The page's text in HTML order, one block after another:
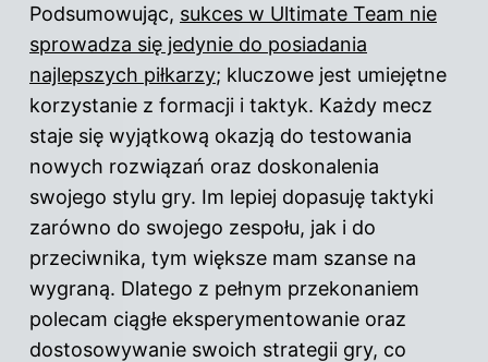
Podsumowując, sukces w Ultimate Team nie
sprowadza się jedynie do posiadania
najlepszych piłkarzy; kluczowe jest umiejętne
korzystanie z formacji i taktyk. Każdy mecz
staje się wyjątkową okazją do testowania
nowych rozwiązań oraz doskonalenia
swojego stylu gry. Im lepiej dopasuję taktyki
zarówno do swojego zespołu, jak i do
przeciwnika, tym większe mam szanse na
wygraną. Dlatego z pełnym przekonaniem
polecam ciągłe eksperymentowanie oraz
dostosowywanie swoich strategii gry, co